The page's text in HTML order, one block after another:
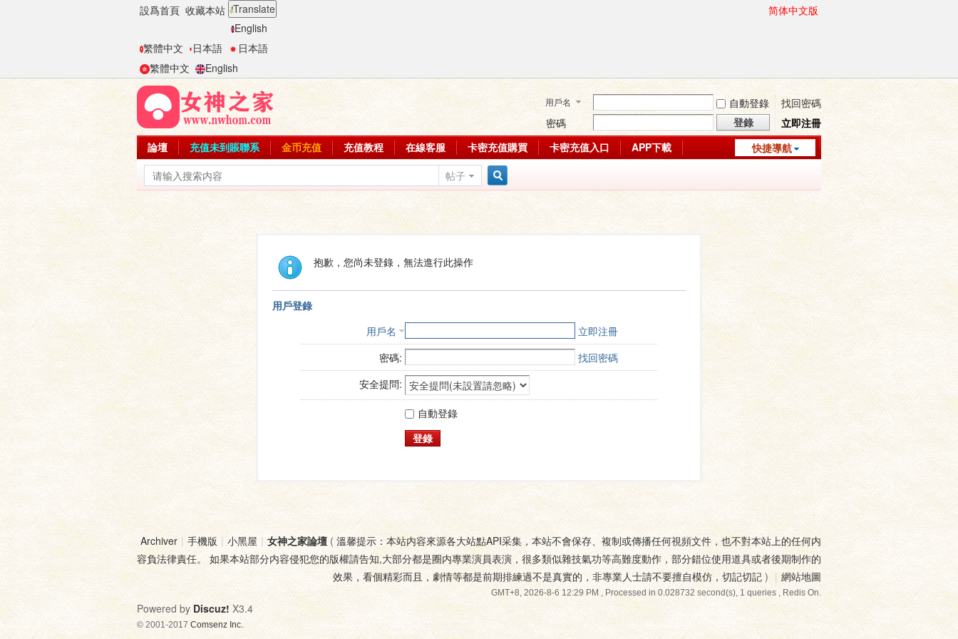
設爲首頁 收藏本站 Translate
English
繁體中文
日本語
日本語
繁體中文
English
简体中文版
用戶名 自動登錄
找回密碼
密碼
登錄
立即注冊
快捷導航
論壇 充值未到賬聯系 金币充值 充值教程 在線客服 卡密充值購買 卡密充值入口
APP下載
帖子
抱歉，您尚未登錄，無法進行此操作
用戶登錄
用戶名
立即注冊
密碼:
找回密碼
安全提問:
自動登錄
登錄
Archiver | 手機版 | 小黑屋 | 女神之家論壇( 溫馨提示：本站内容來源各大站點API采集，本站不會保存、複制或傳播任何視頻文件，也不對本站上的任何内
容負法律責任。 如果本站部分内容侵犯您的版權請告知,大部分都是圈内專業演員表演，很多類似雜技氣功等高難度動作，部分錯位使用道具或者後期制作的
效果，看個精彩而且，劇情等都是前期排練過不是真實的，非專業人士請不要擅自模仿，切記切記 ) | 網站地圖
GMT+8, 2026-8-6 12:29 PM, Processed in 0.028732 second(s), 1 queries , Redis On.
Powered by Discuz! X3.4
© 2001-2017 Comsenz Inc.